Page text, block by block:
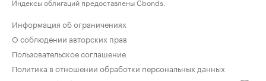
Индексы облигаций предоставлены Cbonds.
Информация об ограничениях
О соблюдении авторских прав
Пользовательское соглашение
Политика в отношении обработки персональных данных